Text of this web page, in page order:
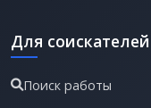
Для соискателей
Поиск работы